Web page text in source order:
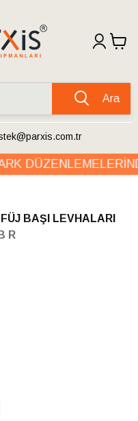
Ara
BAŞI LEVHALARI
R